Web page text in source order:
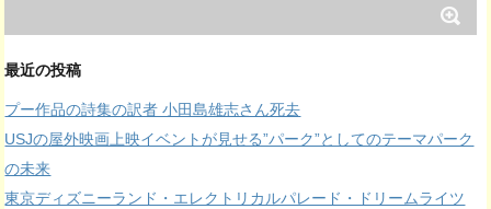
最近の投稿
プー作品の詩集の訳者 小田島雄志さん死去
USJの屋外映画上映イベントが見せる”パーク”としてのテーマパーク
の未来
東京ディズニーランド・エレクトリカルパレード・ドリームライツ